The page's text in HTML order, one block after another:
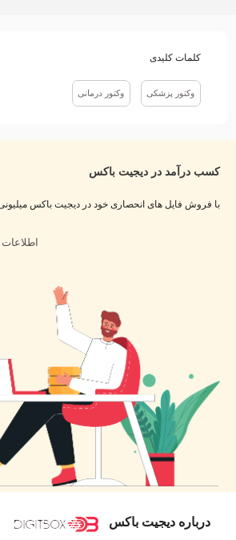
کلمات کلیدی
وکتور پزشکی وکتور درمانی
کسب درآمد در دیجیت باکس
با فروش فایل های انحصاری خود در دیجیت باکس
اطلاعات
درباره دیجیت باکس